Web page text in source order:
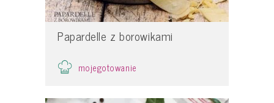
Papardelle z borowikami
mojegotowanie